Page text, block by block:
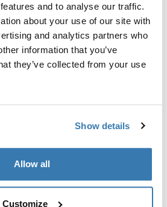
and to analyse our traffic.
about your use of our site with
and analytics partners who
information that you’ve
they’ve collected from your use
Show details
Allow all
Customize
overview
Produkts
instructions